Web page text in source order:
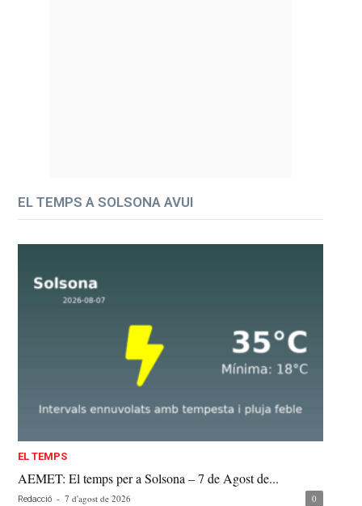
EL TEMPS A SOLSONA AVUI
EL TEMPS
AEMET: El temps per a Solsona – 7 de Agost de...
Redacció - 7 d'agost de 2026 0